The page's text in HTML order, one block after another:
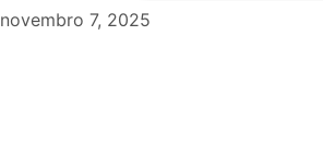
novembro 7, 2025